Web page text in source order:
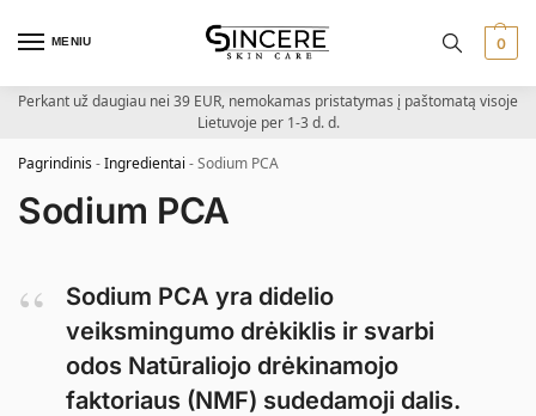
MENIU 0
Perkant už daugiau nei 39 EUR, nemokamas pristatymas į paštomatą visoje
Lietuvoje per 1-3 d. d.
Pagrindinis-Ingredientai -Sodium PCA
Sodium PCA
Sodium PCA yra didelio
veiksmingumo drėkiklis ir svarbi
odos Natūraliojo drėkinamojo
faktoriaus (NMF) sudedamoji dalis.